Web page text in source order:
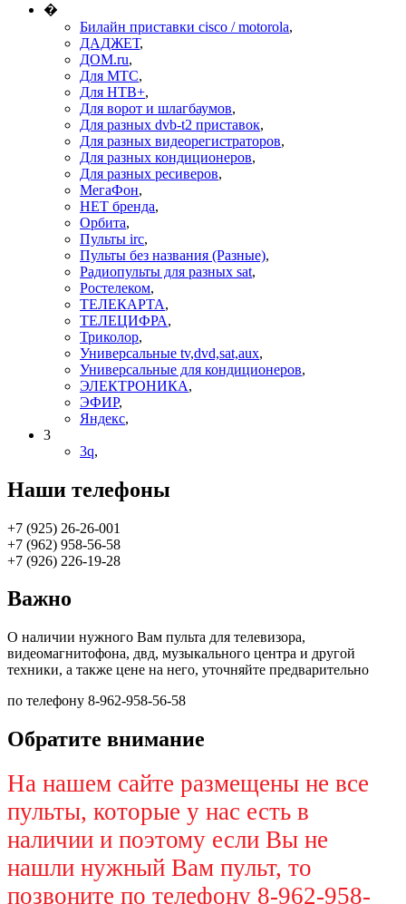
�
Билайн приставки cisco / motorola,
ДАДЖЕТ,
ДОМ.ru,
Для МТС,
Для НТВ+,
Для ворот и шлагбаумов,
Для разных dvb-t2 приставок,
Для разных видеорегистраторов,
Для разных кондиционеров,
Для разных ресиверов,
МегаФон,
НЕТ бренда,
Орбита,
Пульты irc,
Пульты без названия (Разные),
Радиопульты для разных sat,
Ростелеком,
ТЕЛЕКАРТА,
ТЕЛЕЦИФРА,
Триколор,
Универсальные tv,dvd,sat,aux,
Универсальные для кондиционеров,
ЭЛЕКТРОНИКА,
ЭФИР,
Яндекс,
3
3q,
Наши телефоны
+7 (925) 26-26-001
+7 (962) 958-56-58
+7 (926) 226-19-28
Важно
О наличии нужного Вам пульта для телевизора,
видеомагнитофона, двд, музыкального центра и другой
техники, а также цене на него, уточняйте предварительно
по телефону 8-962-958-56-58
Обратите внимание
На нашем сайте размещены не все
пульты, которые у нас есть в
наличии и поэтому если Вы не
нашли нужный Вам пульт, то
позвоните по телефону 8-962-958-